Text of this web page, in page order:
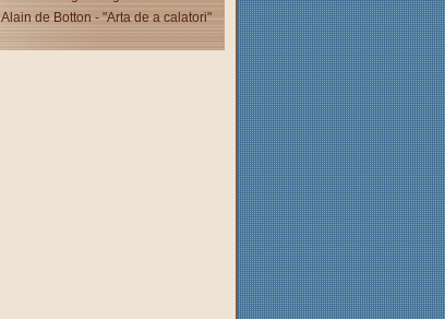
Alain de Botton - "Arta de a calatori"